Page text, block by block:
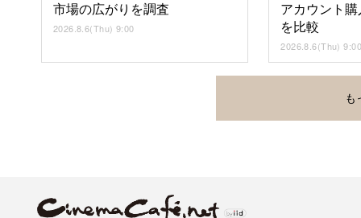
市場の広がりを調査
2026.8.6(Thu) 9:00
アカウント
を比較
2026.8.6(Thu)
も